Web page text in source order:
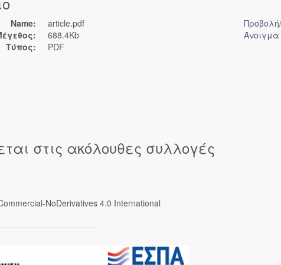
Name:
article.pdf
688.4Kb
Τύπος:
PDF
Άνοιγμα
στις ακόλουθες συλλογές
NoDerivatives 4.0 International